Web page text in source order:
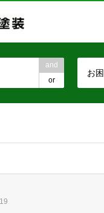
and
or
お